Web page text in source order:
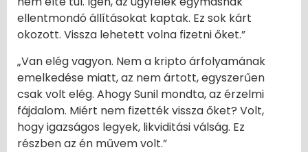
ellentmondó állításokat kaptak. Ez sok kárt
okozott. Vissza lehetett volna fizetni őket.”
„Van elég vagyon. Nem a kripto árfolyamának
emelkedése miatt, az nem ártott, egyszerűen
csak volt elég. Ahogy Sunil mondta, az érzelmi
fájdalom. Miért nem fizették vissza őket? Volt,
hogy igazságos legyek, likviditási válság. Ez
részben az én művem volt.”